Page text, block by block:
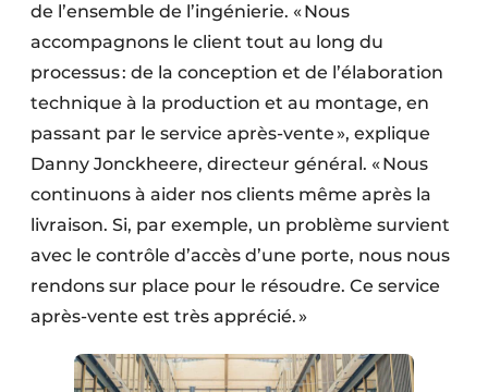
de l’ensemble de l’ingénierie. « Nous
accompagnons le client tout au long du
processus : de la conception et de l’élaboration
technique à la production et au montage, en
passant par le service après-vente », explique
Danny Jonckheere, directeur général. « Nous
continuons à aider nos clients même après la
livraison. Si, par exemple, un problème survient
avec le contrôle d’accès d’une porte, nous nous
rendons sur place pour le résoudre. Ce service
après-vente est très apprécié. »